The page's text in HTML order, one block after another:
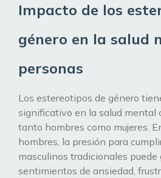
Impacto de los
género en la salud
personas
Los estereotipos de género
significativo en la salud mental
tanto hombres como mujeres.
hombres, la presión para
masculinos tradicionales puede
sentimientos de ansiedad,